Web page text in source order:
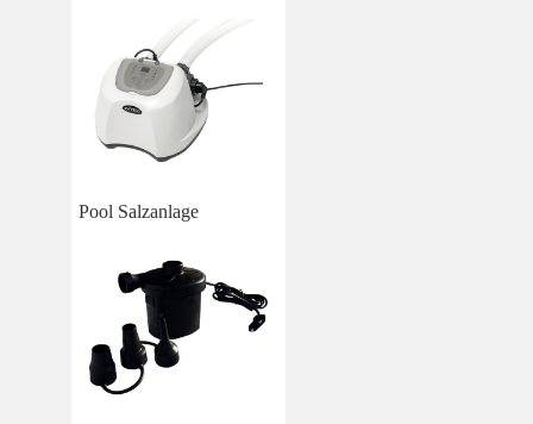
Pool Salzanlage